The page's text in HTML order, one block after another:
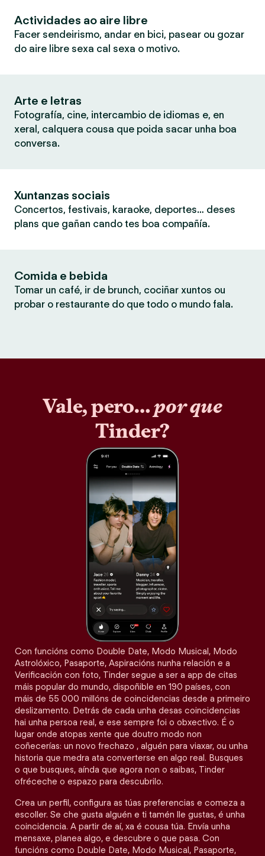
Actividades ao aire libre
Facer sendeirismo, andar en bici, pasear ou gozar
do aire libre sexa cal sexa o motivo.
Arte e letras
Fotografía, cine, intercambio de idiomas e, en
xeral, calquera cousa que poida sacar unha boa
conversa.
Xuntanzas sociais
Concertos, festivais, karaoke, deportes… deses
plans que gañan cando tes boa compañía.
Comida e bebida
Tomar un café, ir de brunch, cociñar xuntos ou
probar o restaurante do que todo o mundo fala.
Vale, pero…por que
Tinder?
Con funcións como Double Date, Modo Musical, Modo
Astrolóxico, Pasaporte, Aspiracións nunha relación e a
Verificación con foto, Tinder segue a ser a app de citas
máis popular do mundo, dispoñible en 190 países, con
máis de 55 000 millóns de coincidencias desde a primeiro
deslizamento. Detrás de cada unha desas coincidencias
hai unha persoa real, e ese sempre foi o obxectivo. É o
lugar onde atopas xente que doutro modo non
coñecerías: un novo frechazo , alguén para viaxar, ou unha
historia que medra ata converterse en algo real. Busques
o que busques, aínda que agora non o saibas, Tinder
ofréceche o espazo para descubrilo.
Crea un perfil, configura as túas preferencias e comeza a
escoller. Se che gusta alguén e ti tamén lle gustas, é unha
coincidencia. A partir de aí, xa é cousa túa. Envía unha
mensaxe, planea algo, e descubre o que pasa. Con
funcións como Double Date, Modo Musical, Pasaporte,